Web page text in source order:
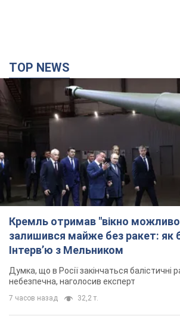
TOP NEWS
Кремль отримав "вікно
залишився майже без ракет: як
Інтерв’ю з Мельником
Думка, що в Росії закінчаться балістичні
небезпечна, наголосив експерт
7 часов назад 32,2 т.